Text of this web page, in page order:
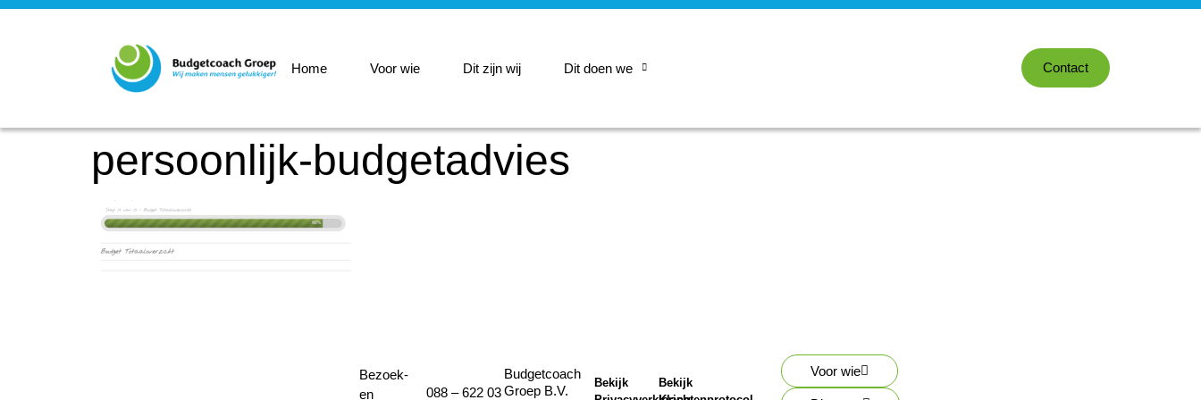
Home Voor wie Dit zijn wij Dit doen we Contact
persoonlijk-budgetadvies
Bezoek-
en
088 – 622 03
Budgetcoach
Groep B.V.
Bekijk
Bekijk
Voor wie